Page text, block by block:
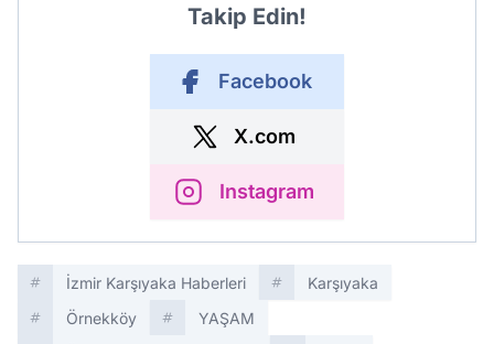
Takip Edin!
Facebook
X.com
Instagram
İzmir Karşıyaka Haberleri
Karşıyaka
Örnekköy
YAŞAM